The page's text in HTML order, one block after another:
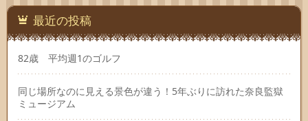
先
最近の投稿
82歳 平均週1のゴルフ
同じ場所なのに見える景色が違う！5年ぶりに訪れた奈良監獄
ミュージアム